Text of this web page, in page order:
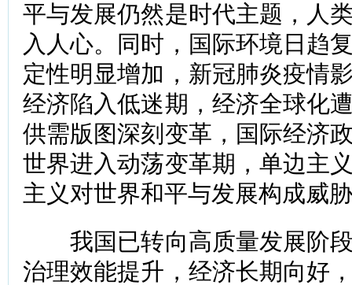
平与发展仍然是时代主题，人
入人心。同时，国际环境日趋
定性明显增加，新冠肺炎疫情
经济陷入低迷期，经济全球化
供需版图深刻变革，国际经济
世界进入动荡变革期，单边主
主义对世界和平与发展构成威
我国已转向高质量发展阶段
治理效能提升，经济长期向好